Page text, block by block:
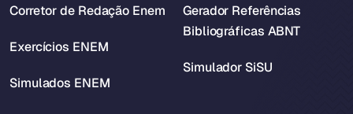
Corretor de Redação Enem
Exercícios ENEM
Simulados ENEM
Gerador Referências
Bibliográficas ABNT
Simulador SiSU